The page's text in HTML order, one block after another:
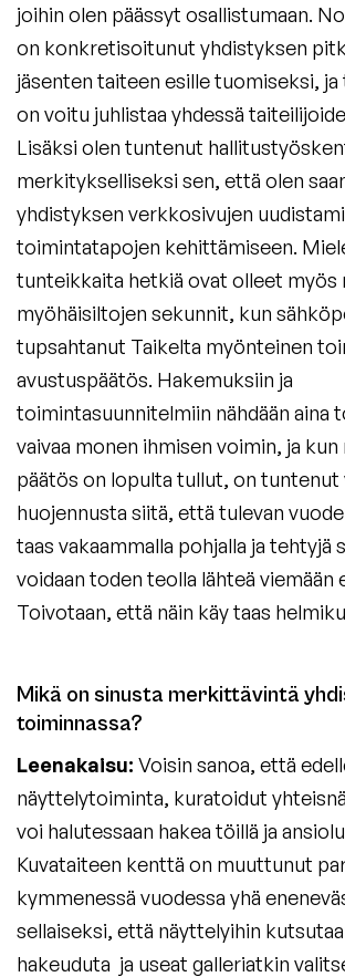
joihin olen päässyt osallistumaan.
on konkretisoitunut yhdistyksen
jäsenten taiteen esille tuomiseksi,
on voitu juhlistaa yhdessä
Lisäksi olen tuntenut
merkitykselliseksi sen, että olen
yhdistyksen verkkosivujen
toimintatapojen kehittämiseen.
tunteikkaita hetkiä ovat olleet myös
myöhäisiltojen sekunnit, kun
tupsahtanut Taikelta myönteinen
avustuspäätös. Hakemuksiin ja
toimintasuunnitelmiin nähdään aina
vaivaa monen ihmisen voimin, ja
päätös on lopulta tullut, on tuntenut
huojennusta siitä, että tulevan
taas vakaammalla pohjalla ja tehtyjä
voidaan toden teolla lähteä viemään
Toivotaan, että näin käy taas
Mikä on sinusta merkittävintä
toiminnassa?
Leenakaisu: Voisin sanoa, että
näyttelytoiminta, kuratoidut
voi halutessaan hakea töillä ja
Kuvataiteen kenttä on muuttunut
kymmenessä vuodessa yhä
sellaiseksi, että näyttelyihin
hakeuduta ja useat galleriatkin